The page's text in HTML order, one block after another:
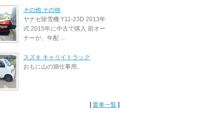
その他 その他
ヤナセ除雪機 Y11-23D 2013年
式 2015年に中古で購入 前オー
ナーが、年配 ...
スズキ キャリイトラック
おもに山の畑仕事用。
[愛車一覧 ]